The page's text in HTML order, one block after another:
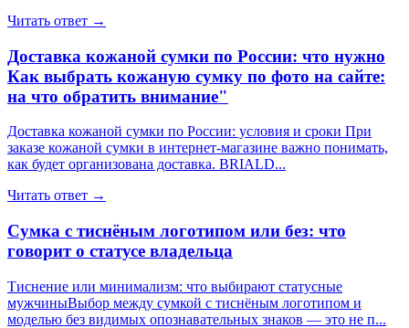
Читать ответ →
Доставка кожаной сумки по России: что нужно
Как выбрать кожаную сумку по фото на сайте:
на что обратить внимание"
Доставка кожаной сумки по России: условия и сроки При
заказе кожаной сумки в интернет-магазине важно понимать,
как будет организована доставка. BRIALD...
Читать ответ →
Сумка с тиснёным логотипом или без: что
говорит о статусе владельца
Тиснение или минимализм: что выбирают статусные
мужчиныВыбор между сумкой с тиснёным логотипом и
моделью без видимых опознавательных знаков — это не п...